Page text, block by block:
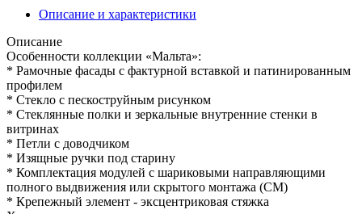
Описание и характеристики
Описание
Особенности коллекции «Мальта»:
* Рамочные фасады с фактурной вставкой и патинированным
профилем
* Стекло с пескоструйным рисунком
* Стеклянные полки и зеркальные внутренние стенки в
витринах
* Петли с доводчиком
* Изящные ручки под старину
* Комплектация модулей с шариковыми направляющими
полного выдвижения или скрытого монтажа (СМ)
* Крепежный элемент - эксцентриковая стяжка